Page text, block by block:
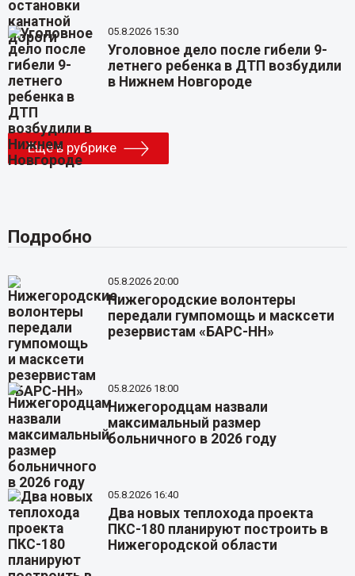
05.8.2026 15:30
Уголовное дело после гибели 9-
летнего ребенка в ДТП возбудили
в Нижнем Новгороде
Еще в рубрике
Подробно
05.8.2026 20:00
Нижегородские волонтеры
передали гумпомощь и масксети
резервистам «БАРС-НН»
05.8.2026 18:00
Нижегородцам назвали
максимальный размер
больничного в 2026 году
05.8.2026 16:40
Два новых теплохода проекта
ПКС-180 планируют построить в
Нижегородской области